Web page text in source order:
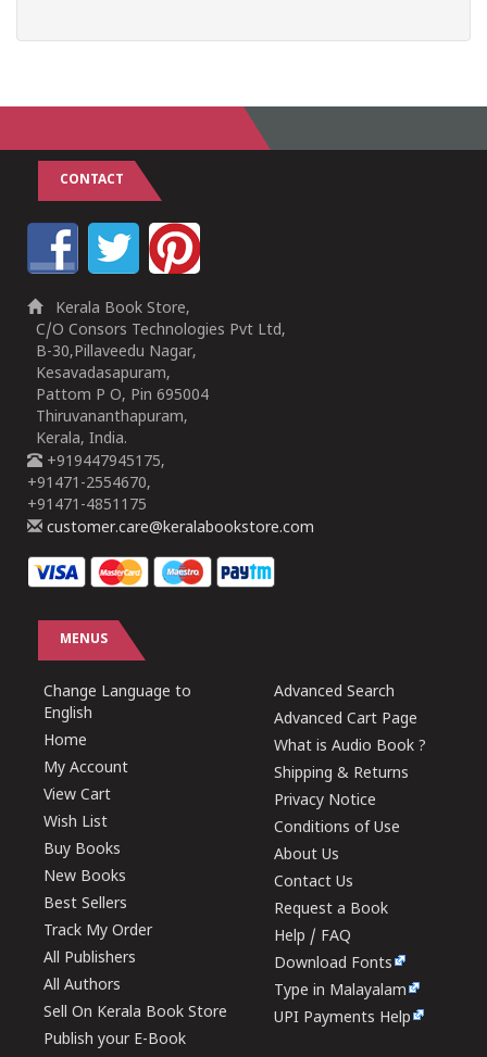
CONTACT
Kerala Book Store,
C/O Consors Technologies Pvt Ltd,
B-30,Pillaveedu Nagar,
Kesavadasapuram,
Pattom P O, Pin 695004
Thiruvananthapuram,
Kerala, India.
+919447945175,
+91471-2554670,
+91471-4851175
customer.care@keralabookstore.com
MENUS
Change Language to
English
Home
My Account
View Cart
Wish List
Buy Books
New Books
Best Sellers
Track My Order
All Publishers
All Authors
Sell On Kerala Book Store
Publish your E-Book
Advanced Search
Advanced Cart Page
What is Audio Book ?
Shipping & Returns
Privacy Notice
Conditions of Use
About Us
Contact Us
Request a Book
Help / FAQ
Download Fonts
Type in Malayalam
UPI Payments Help